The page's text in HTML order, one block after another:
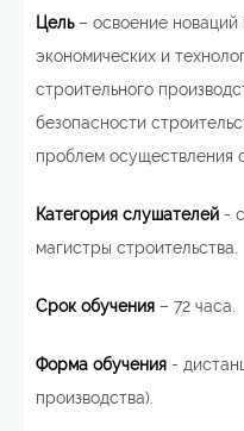
Цель– освоение новаций
экономических и
строительного
безопасности
проблем осуществления
Категория слушателей -
магистры строительства.
Срок обучения – 72 часа.
Форма обучения -
производства).